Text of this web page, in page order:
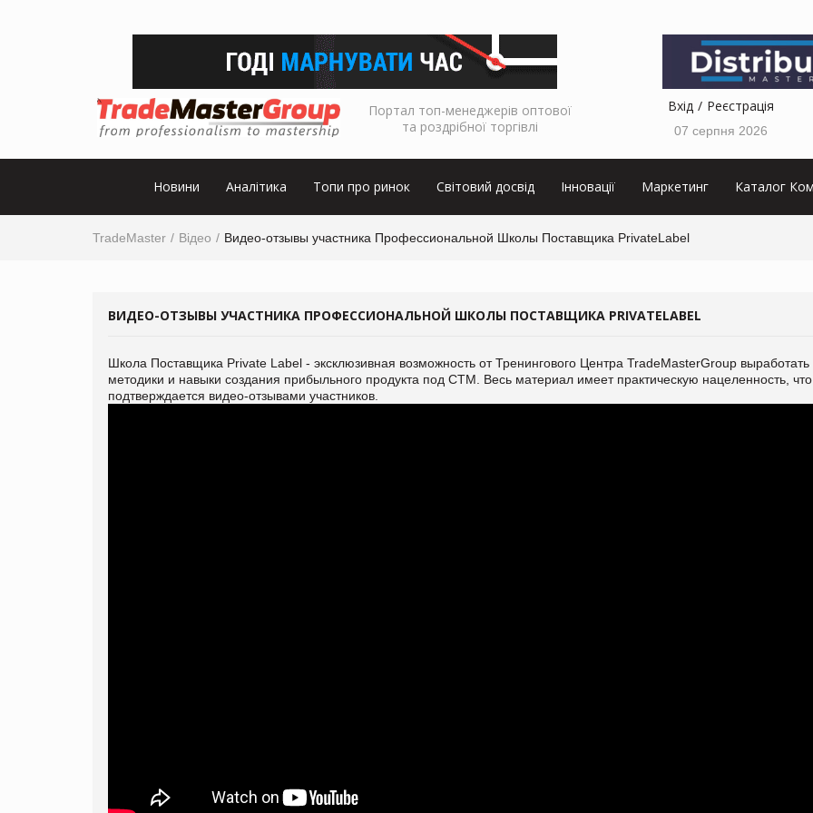
Портал топ-менеджерів оптової
та роздрібної торгівлі
Вхід Реєстрація
07 серпня 2026
Новини Аналітика Топи про ринок Світовий досвід Інновації Маркетинг Каталог
TradeMaster Відео Видео-отзывы участника Профессиональной Школы Поставщика PrivateLabel
ВИДЕО-ОТЗЫВЫ УЧАСТНИКА ПРОФЕССИОНАЛЬНОЙ ШКОЛЫ ПОСТАВЩИКА PRIVATELABEL
Школа Поставщика Private Label - эксклюзивная возможность от Тренингового Центра TradeMasterGroup выработать
методики и навыки создания прибыльного продукта под СТМ. Весь материал имеет практическую нацеленность,
подтверждается видео-отзывами участников.